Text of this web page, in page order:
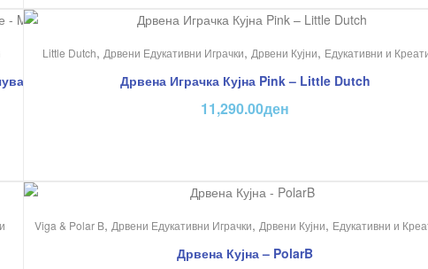
–
Little Dutch, Дрвени Едукативни Играчки, Дрвени Кујни, Едукативни и
Дрвена Играчка Кујна Pink – Little Dutch
11,290.00ден
Viga & Polar B, Дрвени Едукативни Играчки, Дрвени Кујни, Едукативни и
Дрвена Кујна – PolarB